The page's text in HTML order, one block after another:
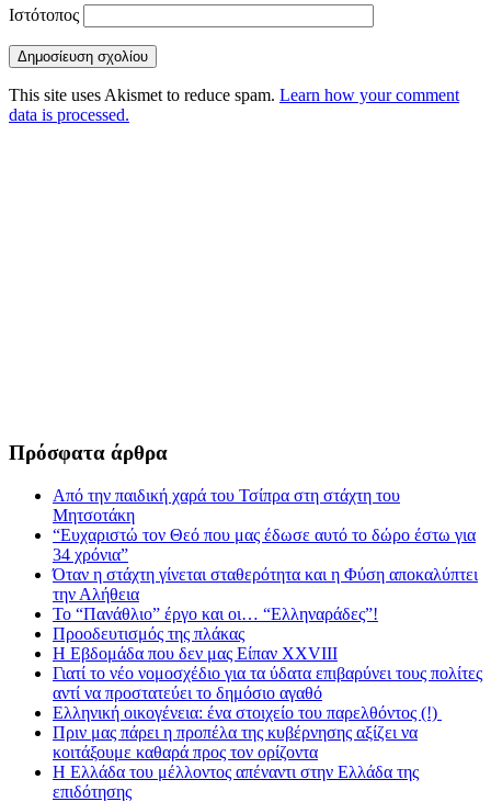
Ιστότοπος
This site uses Akismet to reduce spam. Learn how your comment
data is processed.
Πρόσφατα άρθρα
Από την παιδική χαρά του Τσίπρα στη στάχτη του
Μητσοτάκη
“Ευχαριστώ τον Θεό που μας έδωσε αυτό το δώρο έστω για
34 χρόνια”
Όταν η στάχτη γίνεται σταθερότητα και η Φύση αποκαλύπτει
την Αλήθεια
Το “Πανάθλιο” έργο και οι… “Ελληναράδες”!
Προοδευτισμός της πλάκας
Η Εβδομάδα που δεν μας Είπαν XXVIII
Γιατί το νέο νομοσχέδιο για τα ύδατα επιβαρύνει τους πολίτες
αντί να προστατεύει το δημόσιο αγαθό
Ελληνική οικογένεια: ένα στοιχείο του παρελθόντος (!)
Πριν μας πάρει η προπέλα της κυβέρνησης αξίζει να
κοιτάξουμε καθαρά προς τον ορίζοντα
Η Ελλάδα του μέλλοντος απέναντι στην Ελλάδα της
επιδότησης